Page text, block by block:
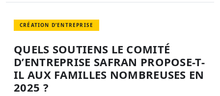
CRÉATION D’ENTREPRISE
QUELS SOUTIENS LE COMITÉ
D’ENTREPRISE SAFRAN PROPOSE-T-
IL AUX FAMILLES NOMBREUSES EN
2025 ?